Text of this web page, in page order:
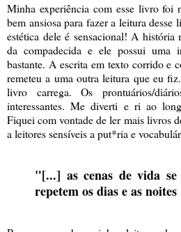
Minha experiência com esse livro foi
bem ansiosa para fazer a leitura
estética dele é sensacional! A história
da compadecida e ele possui uma
bastante. A escrita em texto corrido e
remeteu a uma outra leitura que eu
livro carrega. Os prontuários/
interessantes. Me diverti e ri ao
Fiquei com vontade de ler mais livros
a leitores sensíveis a put*ria e
"[...] as cenas de vida se
repetem os dias e as